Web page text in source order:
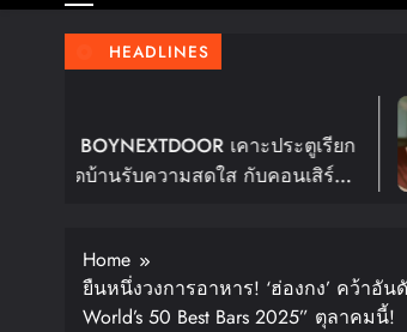
HEADLINES
เคาะประตูเรียก
านรับความสดใส กับคอนเสิร์ต
Home
ยืนหนึ่งวงการอาหาร! ‘ฮ่องกง’ คว้าอั
World’s 50 Best Bars 2025” ตุลาคมนี้!